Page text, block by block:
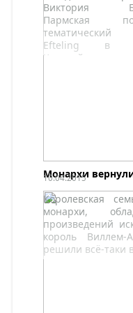
Виктория
Пармская
Efteling в
Каацхейвель.
Монархи
Королевская
монархи,
произведений
король Виллем-
решили всё-таки
10.04.2015